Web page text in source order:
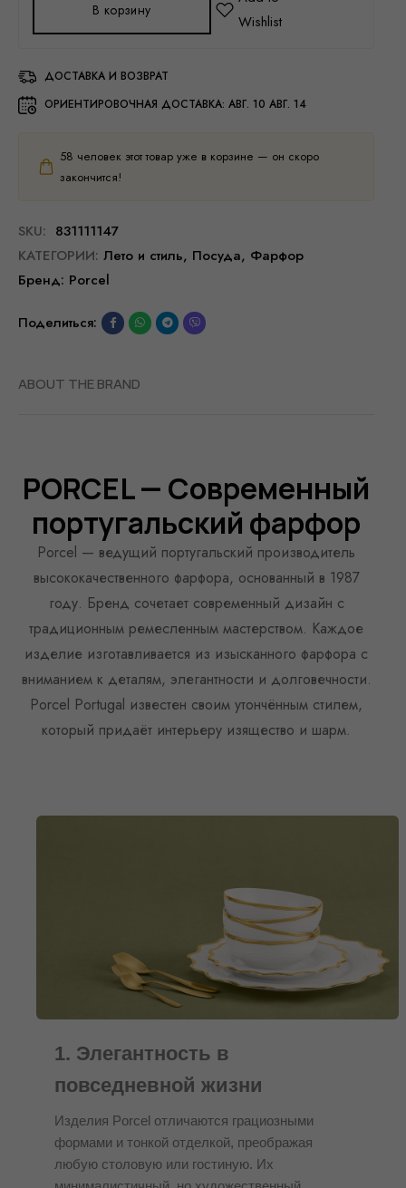
В корзину
ДОСТАВКА И ВОЗВРАТ
ОРИЕНТИРОВОЧНАЯ ДОСТАВКА: АВГ. 10 АВГ. 14
58 человек этот товар уже в корзине — он скоро
закончится!
SKU: 831111147
КАТЕГОРИИ: Лето и стиль, Посуда, Фарфор
Бренд: Porcel
Поделиться:
ABOUT THE BRAND
PORCEL — Современный
португальский фарфор
Porcel — ведущий португальский производитель
высококачественного фарфора, основанный в 1987
году. Бренд сочетает современный дизайн с
традиционным ремесленным мастерством. Каждое
изделие изготавливается из изысканного фарфора с
вниманием к деталям, элегантности и долговечности.
Porcel Portugal известен своим утончённым стилем,
который придаёт интерьеру изящество и шарм.
1. Элегантность в
повседневной жизни
Изделия Porcel отличаются грациозными
формами и тонкой отделкой, преображая
любую столовую или гостиную. Их